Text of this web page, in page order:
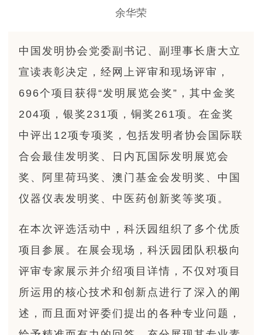
余华荣
中国发明协会党委副书记、副理事长唐大立
宣读表彰决定，经网上评审和现场评审，
696个项目获得“发明展览会奖”，其中金奖
204项，银奖231项，铜奖261项。在金奖
中评出12项专项奖，包括发明者协会国际联
合会最佳发明奖、日内瓦国际发明展览会
奖、阿里荷玛奖、澳门基金会发明奖、中国
仪器仪表发明奖、中医药创新奖等奖项。
在本次评选活动中，科沃园组织了多个优质
项目参展。在展会现场，科沃园团队积极向
评审专家展示并介绍项目详情，不仅对项目
所运用的核心技术和创新点进行了深入的阐
述，而且面对评委们提出的各种专业问题，